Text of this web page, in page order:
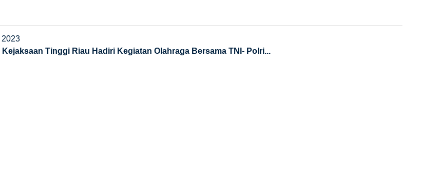
2023
Kejaksaan Tinggi Riau Hadiri Kegiatan Olahraga Bersama TNI- Polri...